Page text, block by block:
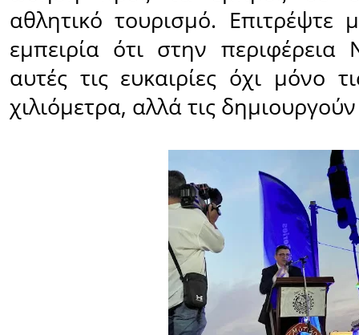
αθλητικό τουρισμό.
εμπειρία ότι στην περιφέρεια
αυτές τις ευκαιρίες όχι μόνο
χιλιόμετρα, αλλά τις